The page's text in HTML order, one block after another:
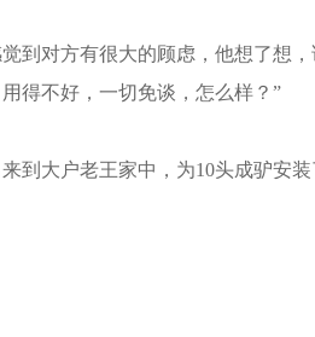
对方有很大的顾虑，他想了想，
得不好，一切免谈，怎么样？”
大户老王家中，为10头成驴安装